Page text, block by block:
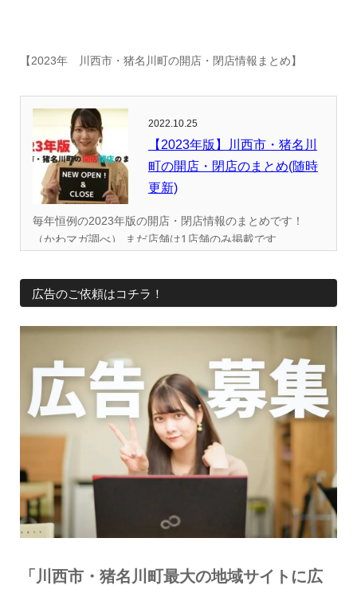
【2023年 川西市・猪名川町の開店・閉店情報まとめ】
2022.10.25
【2023年版】川西市・猪名川
町の開店・閉店のまとめ(随時
更新)
毎年恒例の2023年版の開店・閉店情報のまとめです！
（かわマガ調べ） まだ店舗は1店舗のみ掲載です...
広告のご依頼はコチラ！
「川西市・猪名川町最大の地域サイトに広